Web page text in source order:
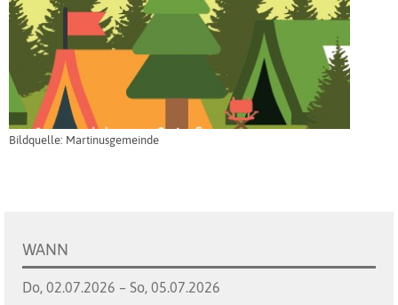
Bildquelle: Martinusgemeinde
WANN
Do, 02.07.2026 – So, 05.07.2026